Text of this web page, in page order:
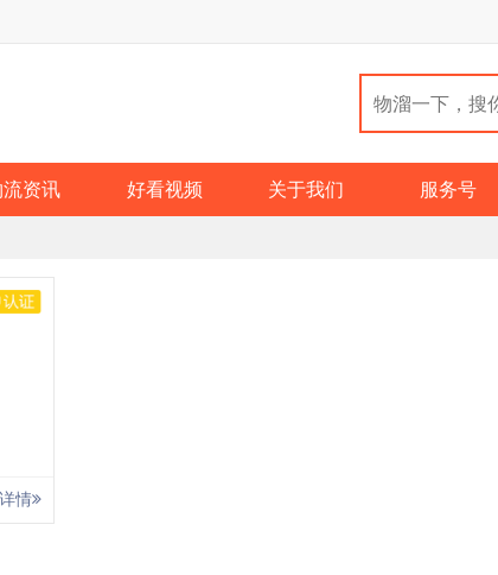
流资讯 好看视频 关于我们 服务号
情